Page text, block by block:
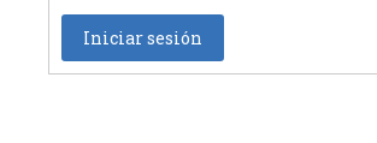
Iniciar sesión